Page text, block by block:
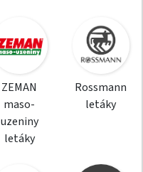
ZEMAN
maso-
uzeniny
letáky
Rossmann
letáky